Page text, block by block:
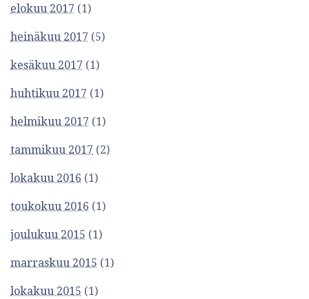
elokuu 2017 (1)
heinäkuu 2017 (5)
kesäkuu 2017 (1)
huhtikuu 2017 (1)
helmikuu 2017 (1)
tammikuu 2017 (2)
lokakuu 2016 (1)
toukokuu 2016 (1)
joulukuu 2015 (1)
marraskuu 2015 (1)
lokakuu 2015 (1)